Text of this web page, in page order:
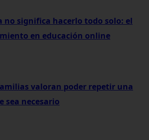
no significa hacerlo todo solo: el
en educación online
valoran poder repetir una
sea necesario